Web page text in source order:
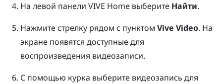
На левой панели VIVE Home выберите Найти.
Нажмите стрелку рядом с пунктом Vive Video. На
экране появятся доступные для
воспроизведения видеозаписи.
С помощью курка выберите видеозапись для